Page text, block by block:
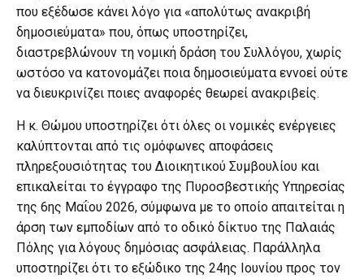
που εξέδωσε κάνει λόγο για «απολύτως ανακριβή
δημοσιεύματα» που, όπως υποστηρίζει,
διαστρεβλώνουν τη νομική δράση του Συλλόγου, χωρίς
ωστόσο να κατονομάζει ποια δημοσιεύματα εννοεί ούτε
να διευκρινίζει ποιες αναφορές θεωρεί ανακριβείς.
Η κ. Θώμου υποστηρίζει ότι όλες οι νομικές ενέργειες
καλύπτονται από τις ομόφωνες αποφάσεις
πληρεξουσιότητας του Διοικητικού Συμβουλίου και
επικαλείται το έγγραφο της Πυροσβεστικής Υπηρεσίας
της 6ης Μαΐου 2026, σύμφωνα με το οποίο απαιτείται η
άρση των εμποδίων από το οδικό δίκτυο της Παλαιάς
Πόλης για λόγους δημόσιας ασφάλειας. Παράλληλα
υποστηρίζει ότι το εξώδικο της 24ης Ιουνίου προς τον